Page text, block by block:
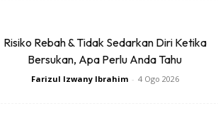
Risiko Rebah & Tidak Sedarkan Diri Ketika
Bersukan, Apa Perlu Anda Tahu
Farizul Izwany Ibrahim - 4 Ogo 2026